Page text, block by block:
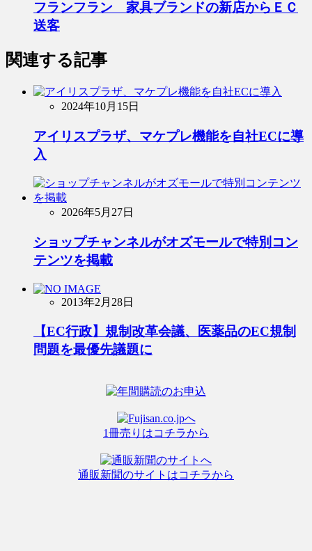
フランフラン 家具ブランドの新店からＥＣ
送客
関連する記事
2024年10月15日
アイリスプラザ、マケプレ機能を自社ECに導
入
2026年5月27日
ショップチャンネルがオズモールで特別コン
テンツを掲載
2013年2月28日
【EC行政】規制改革会議、医薬品のEC規制
問題を最優先議題に
1冊売りはコチラから
通販新聞のサイトはコチラから